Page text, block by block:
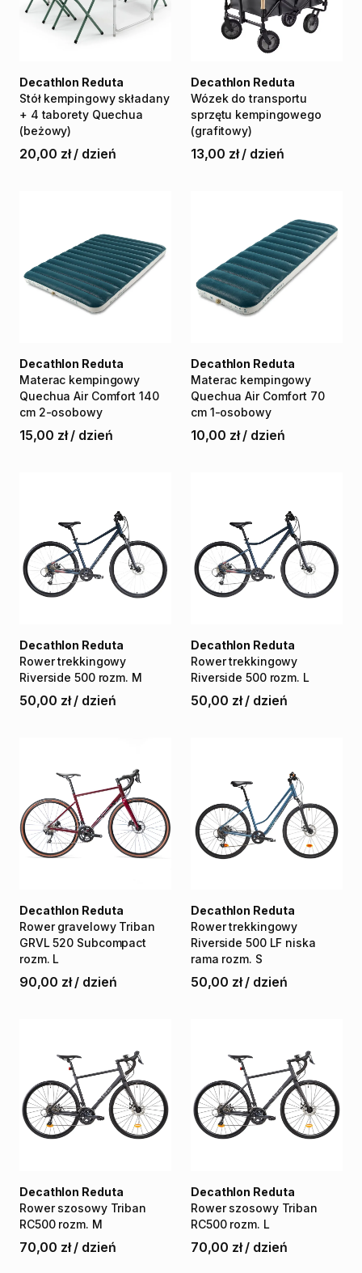
Stół kempingowy składany
+ 4 taborety Quechua
(beżowy)
Decathlon Reduta
20,00 zł / dzień
Wózek do transportu
sprzętu kempingowego
(grafitowy)
Decathlon Reduta
13,00 zł / dzień
Materac kempingowy
Quechua Air Comfort 140
cm 2-osobowy
Decathlon Reduta
15,00 zł / dzień
Materac kempingowy
Quechua Air Comfort 70
cm 1-osobowy
Decathlon Reduta
10,00 zł / dzień
Rower trekkingowy
Riverside 500 rozm. M
Decathlon Reduta
50,00 zł / dzień
Rower trekkingowy
Riverside 500 rozm. L
Decathlon Reduta
50,00 zł / dzień
Rower gravelowy Triban
GRVL 520 Subcompact
rozm. L
Decathlon Reduta
90,00 zł / dzień
Rower trekkingowy
Riverside 500 LF niska
rama rozm. S
Decathlon Reduta
50,00 zł / dzień
Rower szosowy Triban
RC500 rozm. M
Decathlon Reduta
70,00 zł / dzień
Rower szosowy Triban
RC500 rozm. L
Decathlon Reduta
70,00 zł / dzień